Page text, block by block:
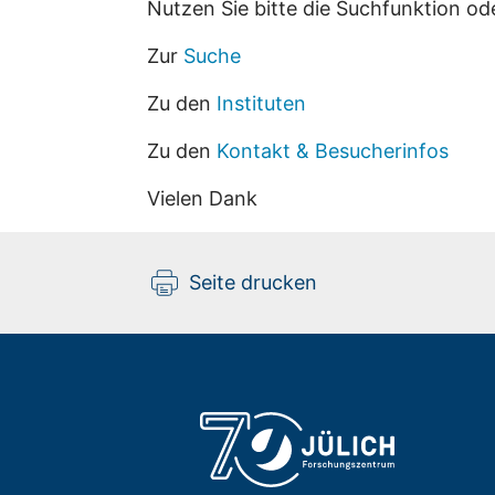
Nutzen Sie bitte die Suchfunktion
Zur Suche
Zu den Instituten
Zu den Kontakt & Besucherinfos
Vielen Dank
Seite drucken